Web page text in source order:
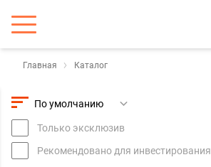
Главная Каталог
Только эксклюзив
Рекомендовано для инвестирования